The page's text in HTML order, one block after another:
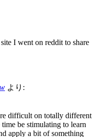
I went on reddit to share
より:
difficult on totally different
be stimulating to learn
apply a bit of something